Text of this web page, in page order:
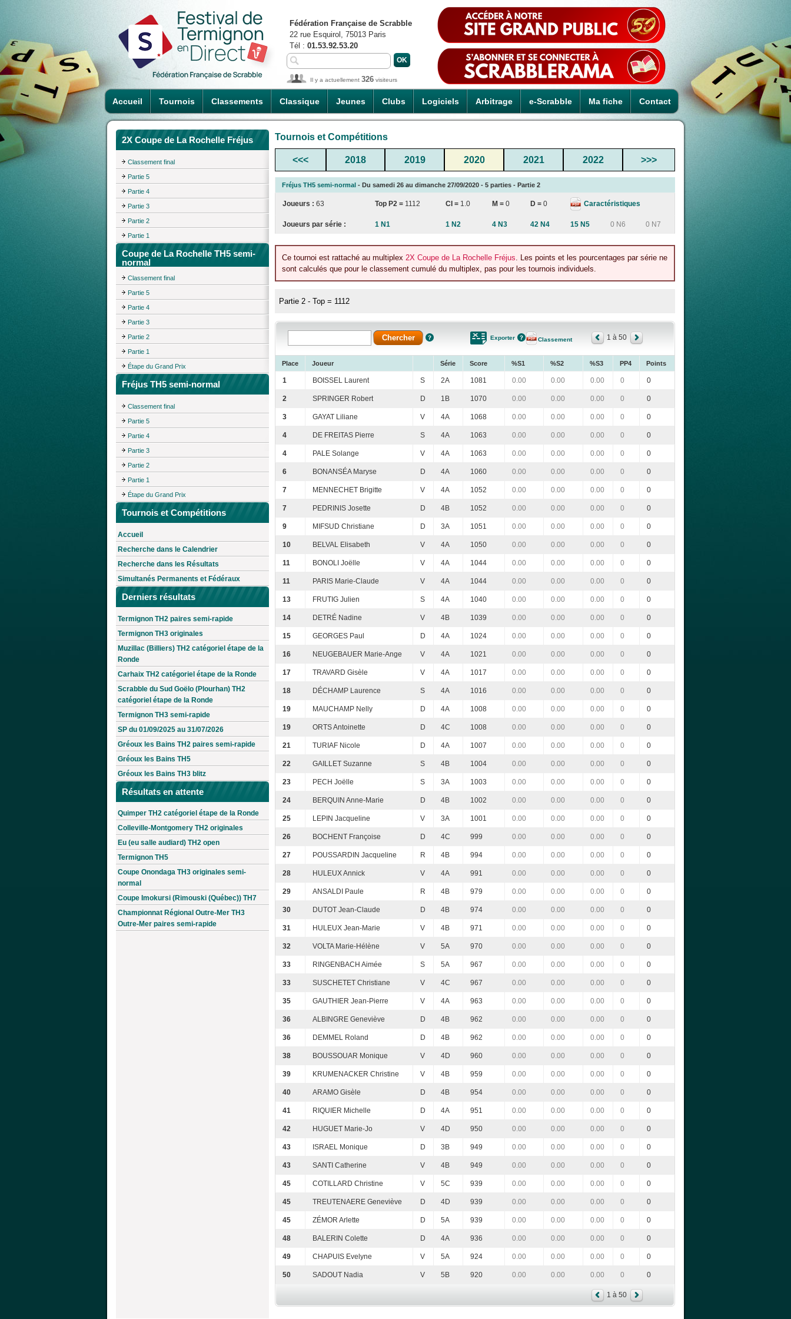
Accueil Tournois Classements Classique Jeunes Clubs Logiciels Arbitrage e-Scrabble Ma fiche Contact
Fédération Française de Scrabble
22 rue Esquirol, 75013 Paris
Tél : 01.53.92.53.20
Il y a actuellement 326 visiteurs
2X Coupe de La Rochelle Fréjus
Classement final
Partie 5
Partie 4
Partie 3
Partie 2
Partie 1
Coupe de La Rochelle TH5 semi-
normal
Classement final
Partie 5
Partie 4
Partie 3
Partie 2
Partie 1
Étape du Grand Prix
Fréjus TH5 semi-normal
Classement final
Partie 5
Partie 4
Partie 3
Partie 2
Partie 1
Étape du Grand Prix
Tournois et Compétitions
Accueil
Recherche dans le Calendrier
Recherche dans les Résultats
Simultanés Permanents et Fédéraux
Derniers résultats
Termignon TH2 paires semi-rapide
Termignon TH3 originales
Muzillac (Billiers) TH2 catégoriel étape de la
Ronde
Carhaix TH2 catégoriel étape de la Ronde
Scrabble du Sud Goëlo (Plourhan) TH2
catégoriel étape de la Ronde
Termignon TH3 semi-rapide
SP du 01/09/2025 au 31/07/2026
Gréoux les Bains TH2 paires semi-rapide
Gréoux les Bains TH5
Gréoux les Bains TH3 blitz
Résultats en attente
Quimper TH2 catégoriel étape de la Ronde
Colleville-Montgomery TH2 originales
Eu (eu salle audiard) TH2 open
Termignon TH5
Coupe Onondaga TH3 originales semi-
normal
Coupe Imokursi (Rimouski (Québec)) TH7
Championnat Régional Outre-Mer TH3
Outre-Mer paires semi-rapide
Tournois et Compétitions
<<< 2018 2019 2020 2021 2022 >>>
Fréjus TH5 semi-normal - Du samedi 26 au dimanche 27/09/2020 - 5 parties - Partie 2
Joueurs : 63 Top P2 = 1112 CI = 1.0 M = 0 D = 0 Caractéristiques
Joueurs par série : 1 N1 1 N2 4 N3 42 N4 15 N5 0 N6 0 N7
Ce tournoi est rattaché au multiplex 2X Coupe de La Rochelle Fréjus. Les points et les pourcentages par série ne
sont calculés que pour le classement cumulé du multiplex, pas pour les tournois individuels.
Partie 2 - Top = 1112
Exporter Classement 1 à 50
Place Joueur Série Score %S1 %S2 %S3 PP4 Points
1 BOISSEL Laurent S 2A 1081 0.00 0.00 0.00 0 0
2 SPRINGER Robert D 1B 1070 0.00 0.00 0.00 0 0
3 GAYAT Liliane V 4A 1068 0.00 0.00 0.00 0 0
4 DE FREITAS Pierre S 4A 1063 0.00 0.00 0.00 0 0
4 PALE Solange V 4A 1063 0.00 0.00 0.00 0 0
6 BONANSÉA Maryse D 4A 1060 0.00 0.00 0.00 0 0
7 MENNECHET Brigitte V 4A 1052 0.00 0.00 0.00 0 0
7 PEDRINIS Josette D 4B 1052 0.00 0.00 0.00 0 0
9 MIFSUD Christiane D 3A 1051 0.00 0.00 0.00 0 0
10 BELVAL Elisabeth V 4A 1050 0.00 0.00 0.00 0 0
11 BONOLI Joëlle V 4A 1044 0.00 0.00 0.00 0 0
11 PARIS Marie-Claude V 4A 1044 0.00 0.00 0.00 0 0
13 FRUTIG Julien S 4A 1040 0.00 0.00 0.00 0 0
14 DETRÉ Nadine V 4B 1039 0.00 0.00 0.00 0 0
15 GEORGES Paul D 4A 1024 0.00 0.00 0.00 0 0
16 NEUGEBAUER Marie-Ange V 4A 1021 0.00 0.00 0.00 0 0
17 TRAVARD Gisèle V 4A 1017 0.00 0.00 0.00 0 0
18 DÉCHAMP Laurence S 4A 1016 0.00 0.00 0.00 0 0
19 MAUCHAMP Nelly D 4A 1008 0.00 0.00 0.00 0 0
19 ORTS Antoinette D 4C 1008 0.00 0.00 0.00 0 0
21 TURIAF Nicole D 4A 1007 0.00 0.00 0.00 0 0
22 GAILLET Suzanne S 4B 1004 0.00 0.00 0.00 0 0
23 PECH Joëlle S 3A 1003 0.00 0.00 0.00 0 0
24 BERQUIN Anne-Marie D 4B 1002 0.00 0.00 0.00 0 0
25 LEPIN Jacqueline V 3A 1001 0.00 0.00 0.00 0 0
26 BOCHENT Françoise D 4C 999 0.00 0.00 0.00 0 0
27 POUSSARDIN Jacqueline R 4B 994 0.00 0.00 0.00 0 0
28 HULEUX Annick V 4A 991 0.00 0.00 0.00 0 0
29 ANSALDI Paule R 4B 979 0.00 0.00 0.00 0 0
30 DUTOT Jean-Claude D 4B 974 0.00 0.00 0.00 0 0
31 HULEUX Jean-Marie V 4B 971 0.00 0.00 0.00 0 0
32 VOLTA Marie-Hélène V 5A 970 0.00 0.00 0.00 0 0
33 RINGENBACH Aimée S 5A 967 0.00 0.00 0.00 0 0
33 SUSCHETET Christiane V 4C 967 0.00 0.00 0.00 0 0
35 GAUTHIER Jean-Pierre V 4A 963 0.00 0.00 0.00 0 0
36 ALBINGRE Geneviève D 4B 962 0.00 0.00 0.00 0 0
36 DEMMEL Roland D 4B 962 0.00 0.00 0.00 0 0
38 BOUSSOUAR Monique V 4D 960 0.00 0.00 0.00 0 0
39 KRUMENACKER Christine V 4B 959 0.00 0.00 0.00 0 0
40 ARAMO Gisèle D 4B 954 0.00 0.00 0.00 0 0
41 RIQUIER Michelle D 4A 951 0.00 0.00 0.00 0 0
42 HUGUET Marie-Jo V 4D 950 0.00 0.00 0.00 0 0
43 ISRAEL Monique D 3B 949 0.00 0.00 0.00 0 0
43 SANTI Catherine V 4B 949 0.00 0.00 0.00 0 0
45 COTILLARD Christine V 5C 939 0.00 0.00 0.00 0 0
45 TREUTENAERE Geneviève D 4D 939 0.00 0.00 0.00 0 0
45 ZÉMOR Arlette D 5A 939 0.00 0.00 0.00 0 0
48 BALERIN Colette D 4A 936 0.00 0.00 0.00 0 0
49 CHAPUIS Evelyne V 5A 924 0.00 0.00 0.00 0 0
50 SADOUT Nadia V 5B 920 0.00 0.00 0.00 0 0
1 à 50